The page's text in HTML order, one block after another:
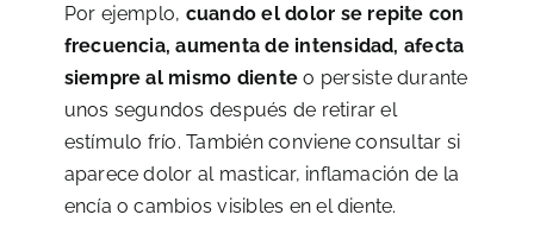
Por ejemplo, cuando el dolor se repite con
frecuencia, aumenta de intensidad, afecta
siempre al mismo diente o persiste durante
unos segundos después de retirar el
estímulo frío. También conviene consultar si
aparece dolor al masticar, inflamación de la
encía o cambios visibles en el diente.